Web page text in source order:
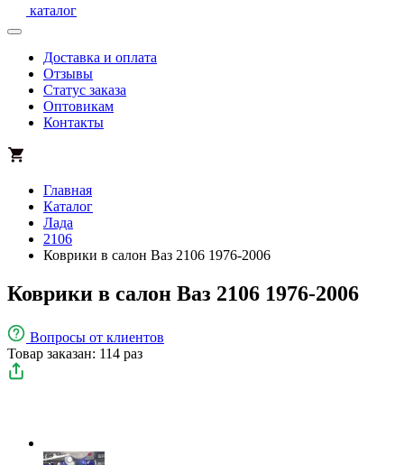
каталог
Доставка и оплата
Отзывы
Статус заказа
Оптовикам
Контакты
Главная
Каталог
Лада
2106
Коврики в салон Ваз 2106 1976-2006
Коврики в салон Ваз 2106 1976-2006
Вопросы от клиентов
Товар заказан: 114 раз